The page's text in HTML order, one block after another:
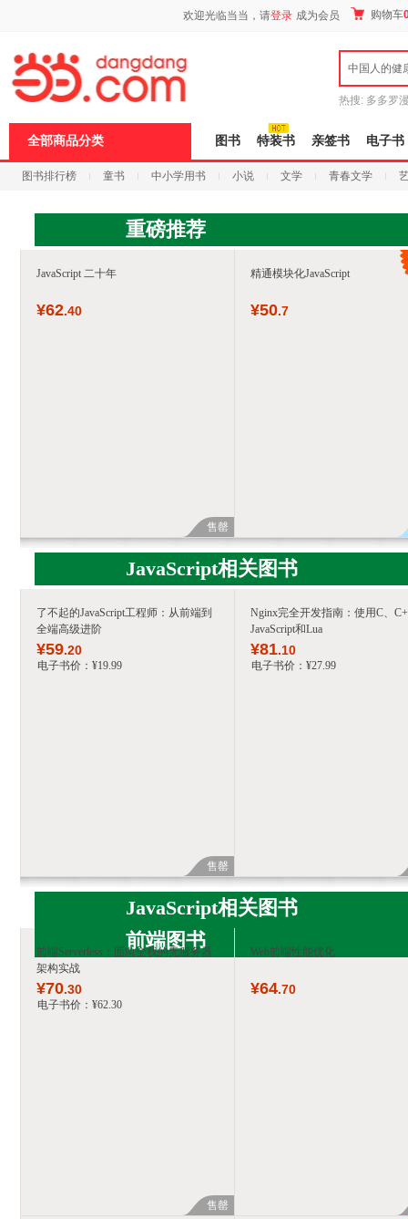
欢迎光临当当，请登录 成为会员 购物车
中国人的健
热搜: 多多罗
全部商品分类 图书 特装书 亲签书 电子书
图书排行榜 童书 中小学用书 小说 文学 青春文学
重磅推荐
JavaScript 二十年
¥62.40
售罄
精通模块化JavaScript
¥50.7
JavaScript相关图书
了不起的JavaScript工程师：从前端到
全端高级进阶
¥59.20
电子书价： ¥19.99
售罄
Nginx完全开发指南：使用C、
JavaScript和Lua
¥81.10
电子书价： ¥27.99
JavaScript相关图书
前端图书
前端Serverless：面向全栈的无服务器
架构实战
¥70.30
电子书价： ¥62.30
售罄
Web前端性能优化
¥64.70
页